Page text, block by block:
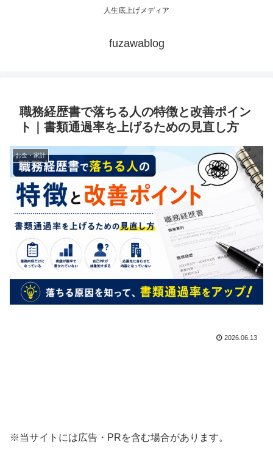
人生底上げメディア
fuzawablog
職務経歴書で落ちる人の特徴と改善ポイン
ト｜書類通過率を上げるための見直し方
お金・家計
2026.06.13
※当サイトには広告・PRを含む場合があります。